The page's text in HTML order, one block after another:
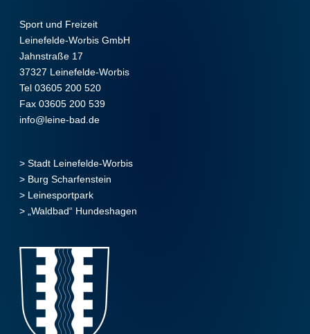
Sport und Freizeit
Leinefelde-Worbis GmbH
Jahnstraße 17
37327 Leinefelde-Worbis
Tel 03605 200 520
Fax 03605 200 539
info@leine-bad.de
>Stadt Leinefelde-Worbis
> Burg Scharfenstein
> Leinesportpark
>„Waldbad“ Hundeshagen